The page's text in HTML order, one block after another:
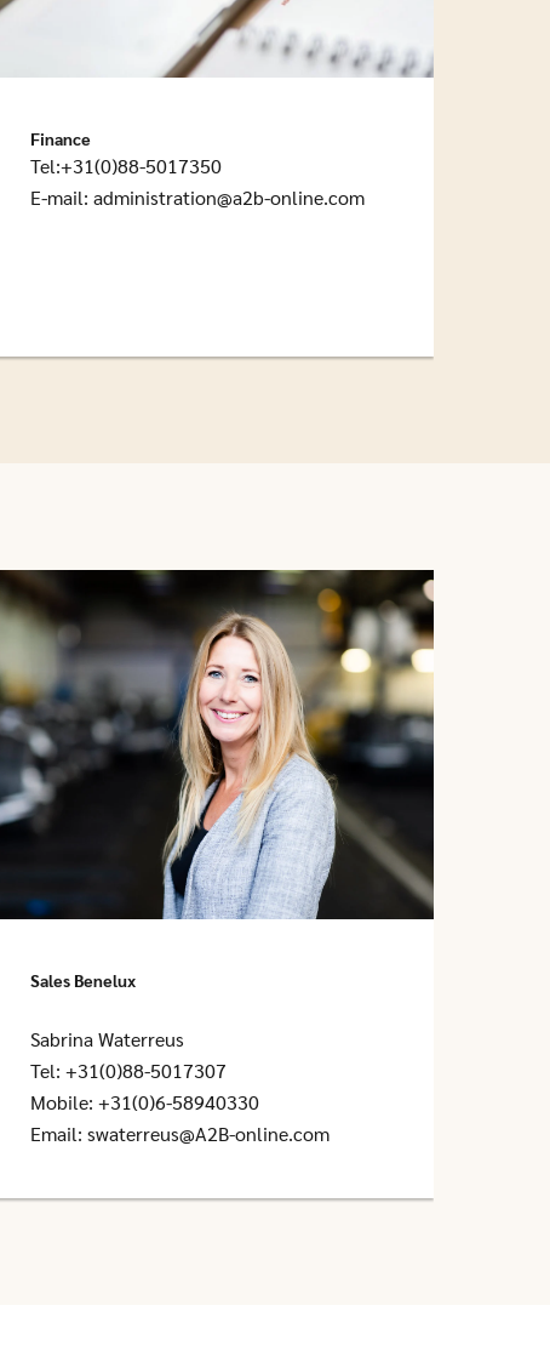
Finance
Tel:+31(0)88-5017350
E-mail: administration@a2b-online.com
Sales Benelux
Sabrina Waterreus
Tel: +31(0)88-5017307
Mobile: +31(0)6-58940330
Email: swaterreus@A2B-online.com